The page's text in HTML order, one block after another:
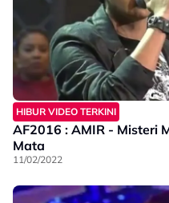
HIBUR VIDEO TERKINI
AF2016 : AMIR - Misteri
Mata
11/02/2022